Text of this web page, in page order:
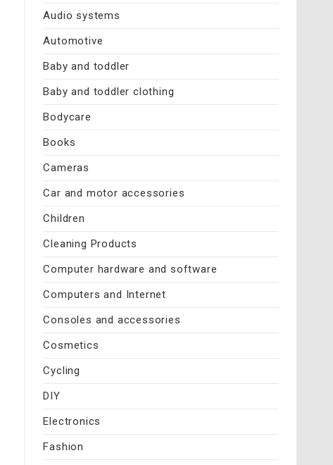
Audio systems
Automotive
Baby and toddler
Baby and toddler clothing
Bodycare
Books
Cameras
Car and motor accessories
Children
Cleaning Products
Computer hardware and software
Computers and Internet
Consoles and accessories
Cosmetics
Cycling
DIY
Electronics
Fashion